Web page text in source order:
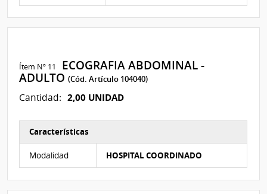
Ítem Nº 11
ECOGRAFIA ABDOMINAL -
ADULTO(Cód. Artículo 104040)
Cantidad: 2,00 UNIDAD
Características
Modalidad HOSPITAL COORDINADO